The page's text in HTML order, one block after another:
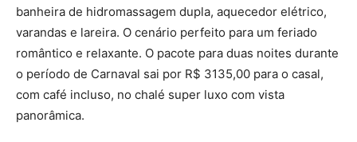
banheira de hidromassagem dupla, aquecedor elétrico,
varandas e lareira. O cenário perfeito para um feriado
romântico e relaxante. O pacote para duas noites durante
o período de Carnaval sai por R$ 3135,00 para o casal,
com café incluso, no chalé super luxo com vista
panorâmica.